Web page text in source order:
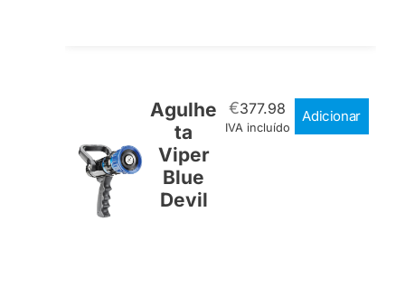
Agulhe
ta
Viper
Blue
Devil
€377.98
IVA incluído
Adicionar